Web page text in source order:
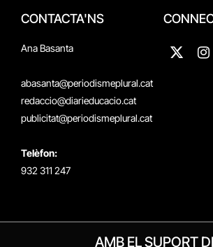
CONTACTA'NS
Ana Basanta
abasanta@periodismeplural.cat
redaccio@diarieducacio.cat
publicitat@periodismeplural.cat
Telèfon:
932 311 247
X
AMB EL SUPORT